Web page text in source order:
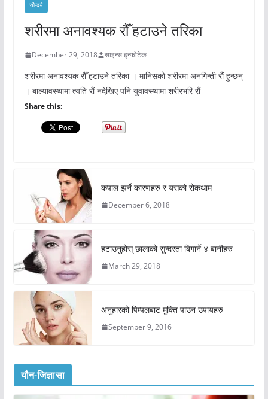
सौन्दर्य
शरीरमा अनावश्यक रौँ हटाउने तरिका
December 29, 2018 साइन्स इन्फोटेक
शरीरमा अनावश्यक रौँ हटाउने तरिका । मानिसको शरीरमा अनगिन्ती रौं हुन्छन्
। बाल्यावस्थामा त्यति रौं नदेखिए पनि युवावस्थामा शरीरभरि रौं
Share this:
कपाल झर्ने कारणहरु र यसको रोकथाम
December 6, 2018
हटाउनुहोस् छालाको सुन्दरता बिगार्ने ४ बानीहरु
March 29, 2018
अनुहारको पिम्पलबाट मुक्ति पाउन उपायहरु
September 9, 2016
यौन-जिज्ञासा